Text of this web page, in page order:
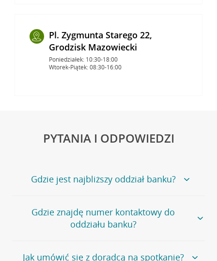
Pl. Zygmunta Starego 22,
Grodzisk Mazowiecki
Poniedziałek: 10:30-18:00
Wtorek-Piątek: 08:30-16:00
PYTANIA I ODPOWIEDZI
Gdzie jest najbliższy oddział banku?
Jeśli szukasz oddziału naszego banku, zapraszamy na
stronęPlacówki i bankomaty, na której znajduje się
wygodna wyszukiwarka.
oddziałów
Gdzie znajdę numer kontaktowy do
oddziału banku?
Bank Credit Agricole nie udostępnia ogólnego numeru
Jak umówić się z doradcą na spotkanie?